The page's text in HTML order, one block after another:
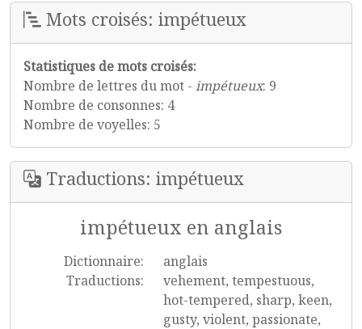
Mots croisés: impétueux
Statistiques de mots croisés:
Nombre de lettres du mot - impétueux: 9
Nombre de consonnes: 4
Nombre de voyelles: 5
Traductions: impétueux
impétueux en anglais
Dictionnaire:
anglais
Traductions:
vehement, tempestuous,
hot-tempered, sharp, keen,
gusty, violent, passionate,